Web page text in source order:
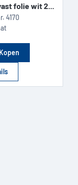
folie wit 2...
4170
Kopen